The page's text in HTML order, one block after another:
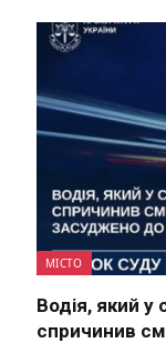
МІСТО
Водія, який у
спричинив